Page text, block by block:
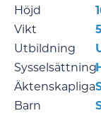
Höjd
Vikt
Utbildning
Sysselsättning
Äktenskapliga
Barn